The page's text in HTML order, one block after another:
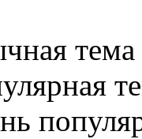
тема